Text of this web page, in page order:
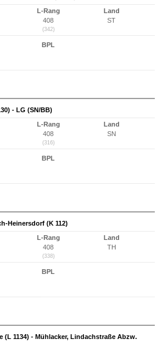
L-Rang
408
(342)
Land
ST
BPL
- LG (SN/BB)
L-Rang
408
(316)
Land
SN
BPL
Heinersdorf (K 112)
L-Rang
408
(338)
Land
TH
BPL
(L 1134) - Mühlacker, Lindachstraße Abzw.